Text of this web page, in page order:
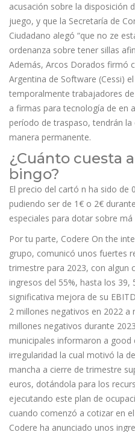
acusación sobre la disposición
juego, y que la Secretaría de
Ciudadano alegó “que no ze
ordenanza sobre tener sillas
Además, Arcos Dorados firmó
Argentina de Software (Cessi)
temporalmente trabajadores
a firmas para tecnología de en
período de traspaso, tendrán
manera permanente.
¿Cuánto cuesta
bingo?
El precio del cartó n ha sido de
pudiendo ser de 1€ o 2€
especiales para dotar sobre
Por tu parte, Codere On the
grupo, comunicó unos fuertes
trimestre para 2023, con algun
ingresos del 55%, hasta los 39,
significativa mejora de su
2 millones negativos en 2022
millones negativos durante
municipales informaron a good
irregularidad la cual motivó la
mancha a cierre de trimestre
euros, dotándola para los
ejecutando este plan de
cuando comenzó a cotizar en
Codere ha anunciado unos